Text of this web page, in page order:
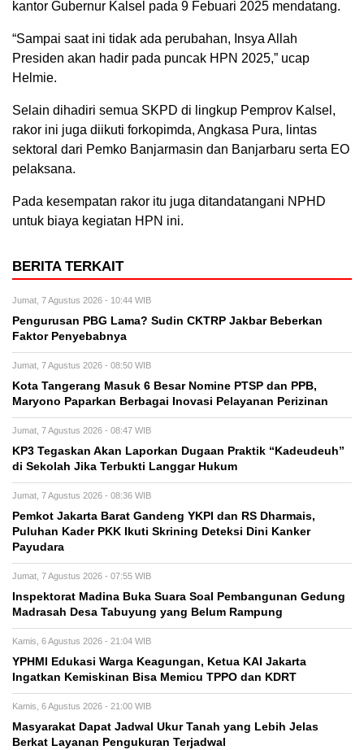
kantor Gubernur Kalsel pada 9 Febuari 2025 mendatang.
“Sampai saat ini tidak ada perubahan, Insya Allah
Presiden akan hadir pada puncak HPN 2025,” ucap
Helmie.
Selain dihadiri semua SKPD di lingkup Pemprov Kalsel,
rakor ini juga diikuti forkopimda, Angkasa Pura, lintas
sektoral dari Pemko Banjarmasin dan Banjarbaru serta EO
pelaksana.
Pada kesempatan rakor itu juga ditandatangani NPHD
untuk biaya kegiatan HPN ini.
BERITA TERKAIT
Jumat, 7 Agustus 2026 - 10:44 WIB
Pengurusan PBG Lama? Sudin CKTRP Jakbar Beberkan
Faktor Penyebabnya
Jumat, 7 Agustus 2026 - 08:50 WIB
Kota Tangerang Masuk 6 Besar Nomine PTSP dan PPB,
Maryono Paparkan Berbagai Inovasi Pelayanan Perizinan
Jumat, 7 Agustus 2026 - 08:47 WIB
KP3 Tegaskan Akan Laporkan Dugaan Praktik “Kadeudeuh”
di Sekolah Jika Terbukti Langgar Hukum
Jumat, 7 Agustus 2026 - 08:36 WIB
Pemkot Jakarta Barat Gandeng YKPI dan RS Dharmais,
Puluhan Kader PKK Ikuti Skrining Deteksi Dini Kanker
Payudara
Jumat, 7 Agustus 2026 - 07:55 WIB
Inspektorat Madina Buka Suara Soal Pembangunan Gedung
Madrasah Desa Tabuyung yang Belum Rampung
Kamis, 6 Agustus 2026 - 21:04 WIB
YPHMI Edukasi Warga Keagungan, Ketua KAI Jakarta
Ingatkan Kemiskinan Bisa Memicu TPPO dan KDRT
Kamis, 6 Agustus 2026 - 21:00 WIB
Masyarakat Dapat Jadwal Ukur Tanah yang Lebih Jelas
Berkat Layanan Pengukuran Terjadwal